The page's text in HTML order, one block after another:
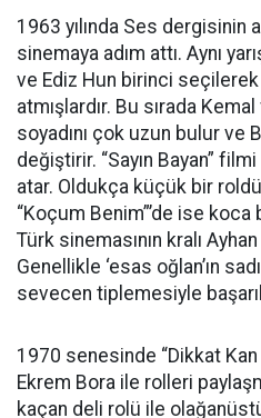
1963 yılında Ses dergisinin
sinemaya adım attı. Aynı
ve Ediz Hun birinci seçilerek
atmışlardır. Bu sırada
soyadını çok uzun bulur ve
değiştirir. “Sayın Bayan”
atar. Oldukça küçük bir
“Koçum Benim”’de ise
Türk sinemasının kralı
Genellikle ‘esas oğlan’ın
sevecen tiplemesiyle
1970 senesinde “Dikkat Kan
Ekrem Bora ile rolleri
kaçan deli rolü ile